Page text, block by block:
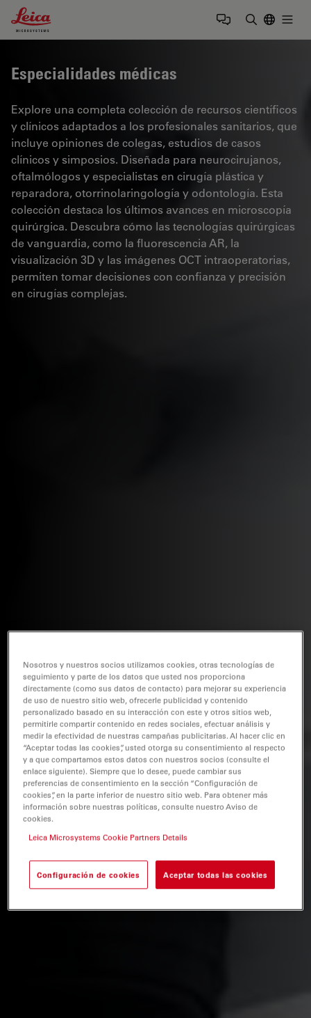
Leica Microsystems Logo
Especialidades médicas
Explore una completa colección de recursos científicos
y clínicos adaptados a los profesionales sanitarios, que
incluye opiniones de colegas, estudios de casos
clínicos y simposios. Diseñada para neurocirujanos,
oftalmólogos y especialistas en cirugía plástica y
reparadora, otorrinolaringología y odontología. Esta
colección destaca los últimos avances en microscopía
quirúrgica. Descubra cómo las tecnologías quirúrgicas
de vanguardia, como la fluorescencia AR, la
visualización 3D y las imágenes OCT intraoperatorias,
permiten tomar decisiones con confianza y precisión
en cirugías complejas.
Nosotros y nuestros socios utilizamos cookies, otras tecnologías de
seguimiento y parte de los datos que usted nos proporciona
directamente (como sus datos de contacto) para mejorar su experiencia
de uso de nuestro sitio web, ofrecerle publicidad y contenido
personalizado basado en su interacción con este y otros sitios web,
permitirle compartir contenido en redes sociales, efectuar análisis y
medir la efectividad de nuestras campañas publicitarias. Al hacer clic en
“Aceptar todas las cookies”, usted otorga su consentimiento al respecto
y a que compartamos estos datos con nuestros socios (consulte el
enlace siguiente). Siempre que lo desee, puede cambiar sus
preferencias de consentimiento en la sección “Configuración de
cookies”, en la parte inferior de nuestro sitio web. Para obtener más
información sobre nuestras políticas, consulte nuestro Aviso de
cookies.
Leica Microsystems Cookie Partners Details
Configuración de cookies Aceptar todas las cookies